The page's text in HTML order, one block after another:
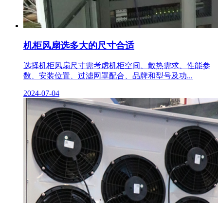
机柜风扇选多大的尺寸合适
选择机柜风扇尺寸需考虑机柜空间、散热需求、性能参
数、安装位置、过滤网罩配合、品牌和型号及功...
2024-07-04